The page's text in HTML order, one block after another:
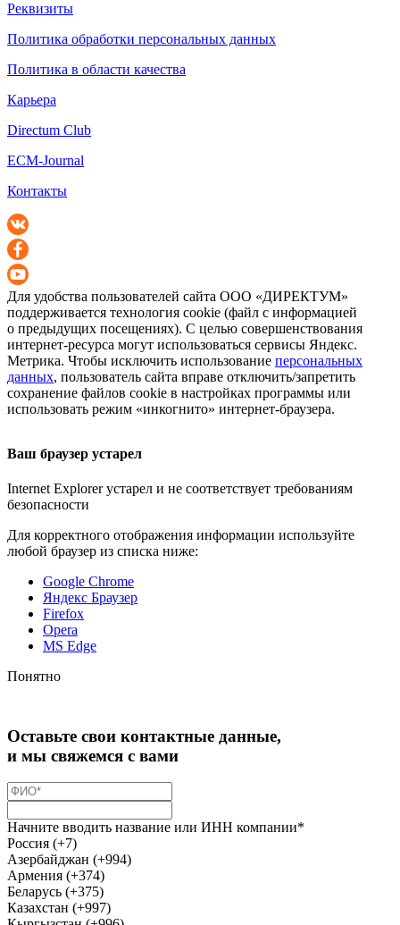
Реквизиты
Политика обработки персональных данных
Политика в области качества
Карьера
Directum Club
ECM-Journal
Контакты
Для удобства пользователей сайта ООО «ДИРЕКТУМ»
поддерживается технология cookie (файл с информацией
о предыдущих посещениях). С целью совершенствования
интернет-ресурса могут использоваться сервисы Яндекс.
Метрика. Чтобы исключить использование персональных
данных, пользователь сайта вправе отключить/запретить
сохранение файлов cookie в настройках программы или
использовать режим «инкогнито» интернет-браузера.
Ваш браузер устарел
Internet Explorer устарел и не соответствует требованиям
безопасности
Для корректного отображения информации используйте
любой браузер из списка ниже:
Google Chrome
Яндекс Браузер
Firefox
Opera
MS Edge
Понятно
Оставьте свои контактные данные,
и мы свяжемся с вами
Начните вводить название или ИНН компании*
Россия (+7)
Азербайджан (+994)
Армения (+374)
Беларусь (+375)
Казахстан (+997)